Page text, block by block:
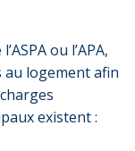
ou l’APA,
au logement afin
existent :